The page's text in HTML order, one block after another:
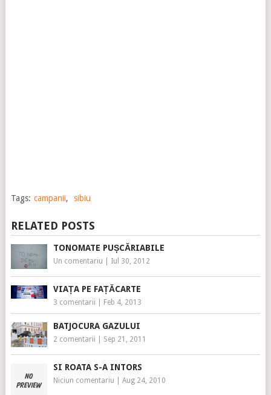
Tags: campanii, sibiu
RELATED POSTS
TONOMATE PUȘCĂRIABILE
Un comentariu Iul 30, 2012
VIAȚA PE FAȚĂCARTE
3 comentarii Feb 4, 2013
BATJOCURA GAZULUI
2 comentarii Sep 21, 2011
SI ROATA S-A INTORS
Niciun comentariu Aug 24, 2010